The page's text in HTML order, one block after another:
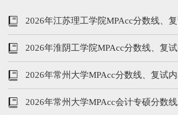
2026年江苏理工学院MPAcc分数线、
2026年淮阴工学院MPAcc分数线、复
2026年常州大学MPAcc分数线、复试
2026年常州大学MPAcc会计专硕分数